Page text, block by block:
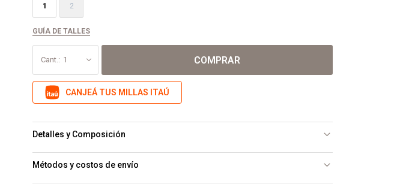
1 2
GUÍA DE TALLES
1 COMPRAR
CANJEÁ TUS MILLAS ITAÚ
Detalles y Composición
Métodos y costos de envío